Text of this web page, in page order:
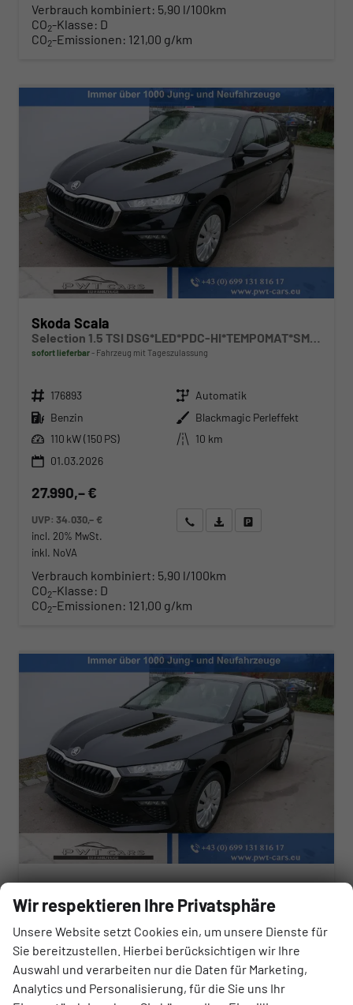
Verbrauch kombiniert: 5,90 l/100km
CO2-Klasse: D
CO2-Emissionen: 121,00 g/km
Skoda Scala
sofort lieferbar Fahrzeug mit Tageszulassung
Fahrzeugnr. 176893 Getriebe Automatik
Kraftstoff Benzin Außenfarbe Blackmagic Perleffekt
Leistung 110 kW (150 PS) Kilometerstand
10 km
01.03.2026
27.990,– €
UVP:34.030,– €
incl. 20% MwSt.
inkl. NoVA
Wir rufen Sie anAngebot drucken (PDF)
Verbrauch kombiniert: 5,90 l/100km
CO2-Klasse: D
CO2-Emissionen: 121,00 g/km
Skoda Scala
sofort lieferbar
Fahrzeugnr. Getriebe
Automatik
Außenfarbe Blackmagic Perleffekt
Wir respektieren Ihre Privatsphäre
Unsere Website setzt Cookies ein, um unsere Dienste für
Sie bereitzustellen. Hierbei berücksichtigen wir Ihre
Auswahl und verarbeiten nur die Daten für Marketing,
Analytics und Personalisierung, für die Sie uns Ihr